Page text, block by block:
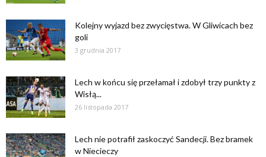
Kolejny wyjazd bez zwycięstwa. W Gliwicach bez
goli
3 grudnia 2017
Lech w końcu się przełamał i zdobył trzy punkty z
Wisłą...
26 listopada 2017
Lech nie potrafił zaskoczyć Sandecji. Bez bramek
w Niecieczy